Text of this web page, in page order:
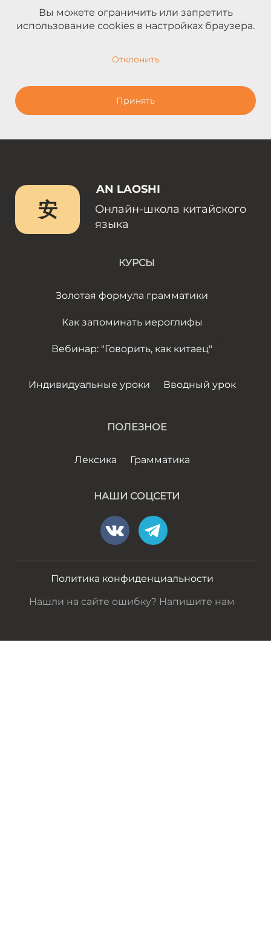
Вы можете ограничить или запретить
использование cookies в настройках браузера.
Отклонить
Принять
安
AN LAOSHI
Онлайн-школа китайского
языка
КУРСЫ
Золотая формула грамматики
Как запоминать иероглифы
Вебинар: "Говорить, как китаец"
Индивидуальные уроки Вводный урок
ПОЛЕЗНОЕ
Лексика Грамматика
НАШИ СОЦСЕТИ
Политика конфиденциальности
Нашли на сайте ошибку? Напишите нам